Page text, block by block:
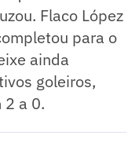
Flaco López
para o
ainda
goleiros,
2 a 0.